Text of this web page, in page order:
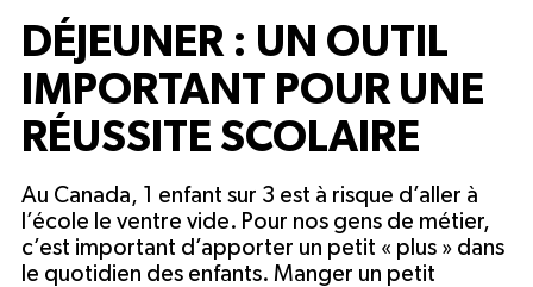
DÉJEUNER : UN OUTIL
IMPORTANT POUR UNE
RÉUSSITE SCOLAIRE
Au Canada, 1 enfant sur 3 est à risque d’aller à
l’école le ventre vide. Pour nos gens de métier,
c’est important d’apporter un petit « plus » dans
le quotidien des enfants. Manger un petit